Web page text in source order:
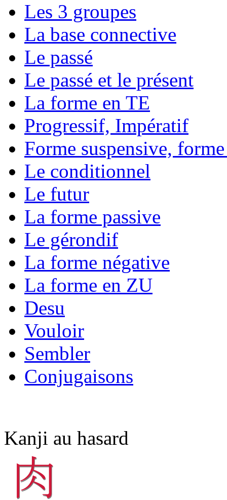
Les 3 groupes
La base connective
Le passé
Le passé et le présent
La forme en TE
Progressif, Impératif
Forme suspensive,
Le conditionnel
Le futur
La forme passive
Le gérondif
La forme négative
La forme en ZU
Desu
Vouloir
Sembler
Conjugaisons
Kanji au hasard